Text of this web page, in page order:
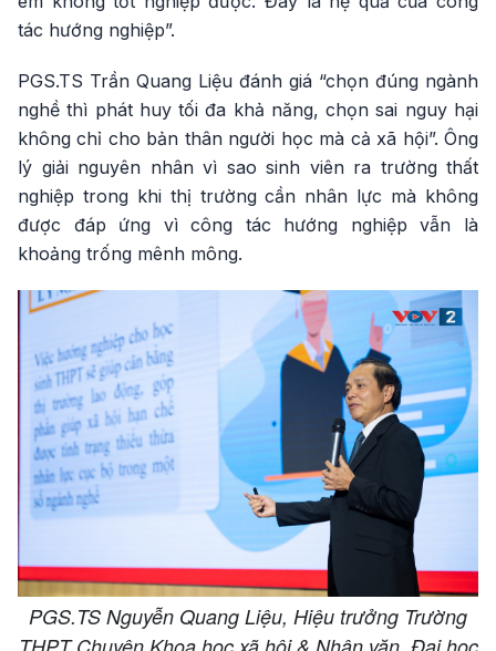
tác hướng nghiệp”.
PGS.TS Trần Quang Liệu đánh giá “chọn đúng ngành
nghề thì phát huy tối đa khả năng, chọn sai nguy hại
không chỉ cho bản thân người học mà cả xã hội”. Ông
lý giải nguyên nhân vì sao sinh viên ra trường thất
nghiệp trong khi thị trường cần nhân lực mà không
được đáp ứng vì công tác hướng nghiệp vẫn là
khoảng trống mênh mông.
PGS.TS Nguyễn Quang Liệu, Hiệu trưởng Trường